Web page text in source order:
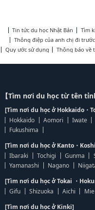
Tin tức du học Nhật Bản Tìm
Thông điệp của anh chị đi trước
Quy ước sử dụng
Thông báo về
【Tìm nơi du học từ tên
[Tìm nơi du học ở Hokkaido・
Hokkaido
Aomori Iwate
Fukushima
[Tìm nơi du học ở Kanto・
Ibaraki
Tochigi Gunma
Yamanashi
Nagano
[Tìm nơi du học ở Tokai ・
Gifu
Shizuoka Aichi Mie
[Tìm nơi du học ở Kinki]